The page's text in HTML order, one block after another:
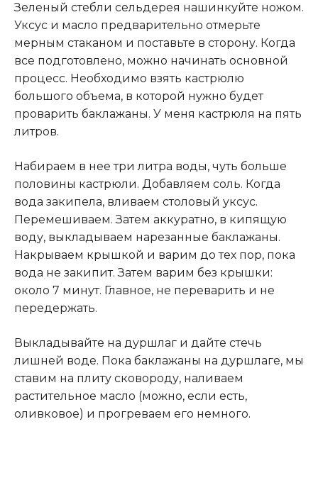
Зеленый стебли сельдерея нашинкуйте ножом.
Уксус и масло предварительно отмерьте
мерным стаканом и поставьте в сторону. Когда
все подготовлено, можно начинать основной
процесс. Необходимо взять кастрюлю
большого объема, в которой нужно будет
проварить баклажаны. У меня кастрюля на пять
литров.
Набираем в нее три литра воды, чуть больше
половины кастрюли. Добавляем соль. Когда
вода закипела, вливаем столовый уксус.
Перемешиваем. Затем аккуратно, в кипящую
воду, выкладываем нарезанные баклажаны.
Накрываем крышкой и варим до тех пор, пока
вода не закипит. Затем варим без крышки:
около 7 минут. Главное, не переварить и не
передержать.
Выкладывайте на дуршлаг и дайте стечь
лишней воде. Пока баклажаны на дуршлаге, мы
ставим на плиту сковороду, наливаем
растительное масло (можно, если есть,
оливковое) и прогреваем его немного.